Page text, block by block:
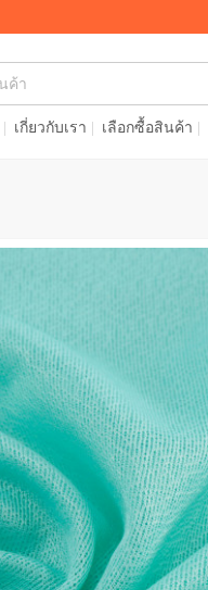
เกี่ยวกับเรา เลือกซื้อสินค้า